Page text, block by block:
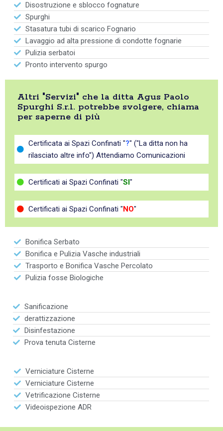
Disostruzione e sblocco fognature
Spurghi
Stasatura tubi di scarico Fognario
Lavaggio ad alta pressione di condotte fognarie
Pulizia serbatoi
Pronto intervento spurgo
Altri "Servizi" che la ditta Agus Paolo
Spurghi S.r.l. potrebbe svolgere, chiama
per saperne di più
Certificata ai Spazi Confinati "?" ("La ditta non ha
rilasciato altre info") Attendiamo Comunicazioni
Certificati ai Spazi Confinati "SI "
Certificati ai Spazi Confinati " NO"
Bonifica Serbato
Bonifica e Pulizia Vasche industriali
Trasporto e Bonifica Vasche Percolato
Pulizia fosse Biologiche
Sanificazione
derattizzazione
Disinfestazione
Prova tenuta Cisterne
Verniciature Cisterne
Verniciature Cisterne
Vetrificazione Cisterne
Videoispezione ADR